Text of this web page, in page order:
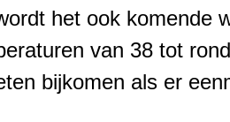
het ook komende
van 38 tot
bijkomen als er